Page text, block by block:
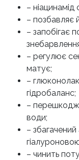
– ніацинамід
– позбавляє
– запобігає
– регулює
матує;
–
гідробаланс;
–
води;
–
– чинить